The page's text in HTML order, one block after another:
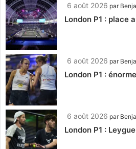
6 août 2026 par
London P1 : place
6 août 2026 par
London P1 :
6 août 2026 par
London P1 :